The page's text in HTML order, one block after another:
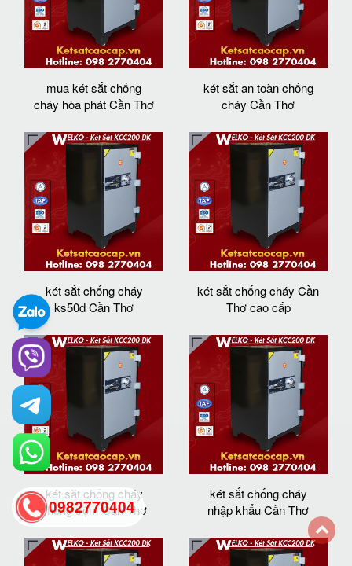
mua két sắt chống
cháy hòa phát Cần Thơ
két sắt an toàn chống
cháy Cần Thơ
két sắt chống cháy
ks50d Cần Thơ
két sắt chống cháy Cần
Thơ cao cấp
két sắt chống cháy
chống trộm Cần Thơ
két sắt chống cháy
nhập khẩu Cần Thơ
0982770404